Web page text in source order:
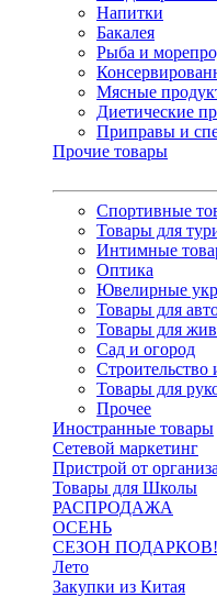
Напитки
Бакалея
Рыба и
Мясные
Диетические
Приправы и
Прочие товары
Спортивные
Товары для
Интимные
Оптика
Ювелирные
Товары для
Товары для
Сад и огород
Строительство
Товары для
Прочее
Иностранные товары
Сетевой маркетинг
Пристрой от
Товары для Школы
РАСПРОДАЖА
ОСЕНЬ
СЕЗОН ПОДАРКОВ!
Лето
Закупки из Китая